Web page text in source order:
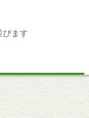
びます